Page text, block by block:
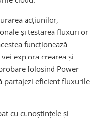
acțiunilor,
și testarea fluxurilor
funcționează
explora crearea și
folosind Power
partajezi eficient fluxurile
cu cunoștințele și